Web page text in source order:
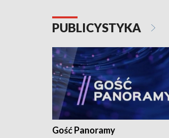
PUBLICYSTYKA
Gość Panoramy